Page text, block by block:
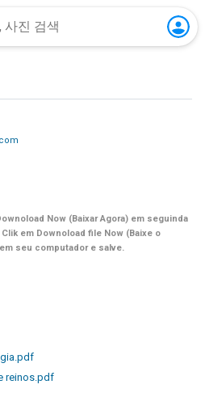
Now (Baixar Agora) em seguinda
em Downoload file Now (Baixe o
seu computador e salve.
reinos.pdf